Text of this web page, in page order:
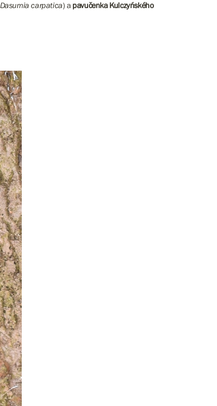
Dasumia carpatica) a pavučenka Kulczyńského